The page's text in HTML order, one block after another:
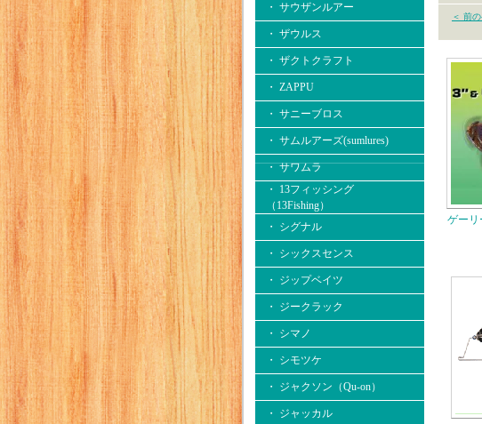
・ サウザンルアー
・ ザウルス
・ ザクトクラフト
・ ZAPPU
・ サニーブロス
・ サムルアーズ(sumlures)
・ サワムラ
・ 13フィッシング
（13Fishing）
・ シグナル
・ シックスセンス
・ ジップベイツ
・ ジークラック
・ シマノ
・ シモツケ
・ ジャクソン（Qu-on）
・ ジャッカル
＜ 前
ゲー